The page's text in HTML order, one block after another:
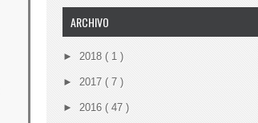
ARCHIVO
► 2018 ( 1 )
► 2017 ( 7 )
► 2016 ( 47 )